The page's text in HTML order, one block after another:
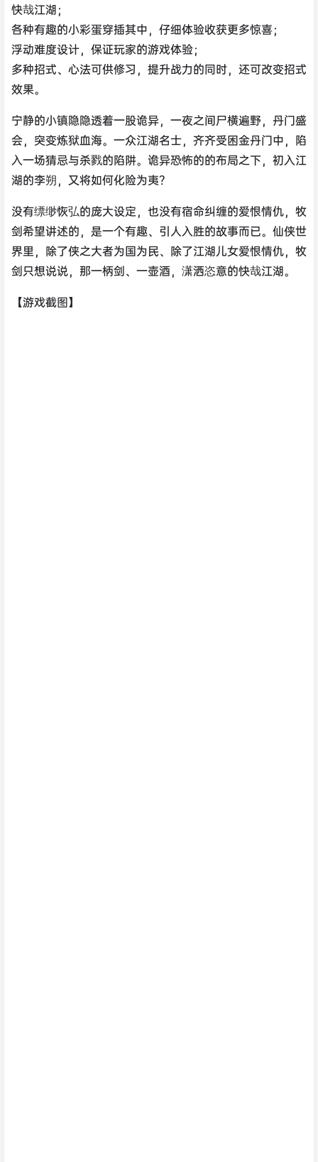
快哉江湖；
各种有趣的小彩蛋穿插其中，仔细体验收获更多惊喜；
浮动难度设计，保证玩家的游戏体验；
多种招式、心法可供修习，提升战力的同时，还可改变招式
效果。
宁静的小镇隐隐透着一股诡异，一夜之间尸横遍野，丹门盛
会，突变炼狱血海。一众江湖名士，齐齐受困金丹门中，陷
入一场猜忌与杀戮的陷阱。诡异恐怖的的布局之下，初入江
湖的李朔，又将如何化险为夷？
没有缥缈恢弘的庞大设定，也没有宿命纠缠的爱恨情仇，牧
剑希望讲述的，是一个有趣、引人入胜的故事而已。仙侠世
界里，除了侠之大者为国为民、除了江湖儿女爱恨情仇，牧
剑只想说说，那一柄剑、一壶酒，潇洒恣意的快哉江湖。
【游戏截图】